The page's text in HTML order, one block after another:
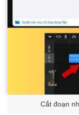
Cắt đoạn